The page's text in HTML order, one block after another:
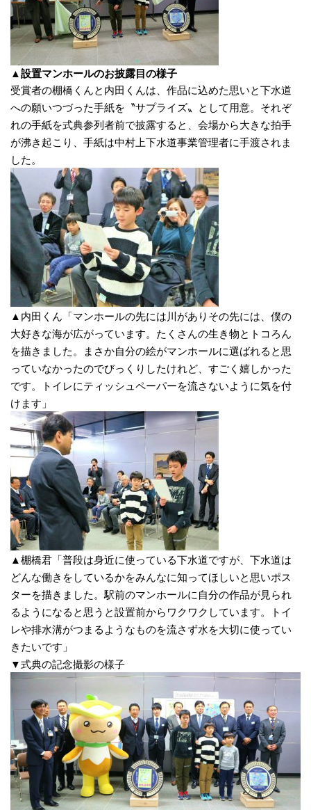
▲設置マンホールのお披露目の様子
受賞者の棚橋くんと内田くんは、作品に込めた思いと下水道
への願いつづった手紙を〝サプライズ〟として用意。それぞ
れの手紙を式典参列者前で披露すると、会場から大きな拍手
が沸き起こり、手紙は中村上下水道事業管理者に手渡されま
した。
▲内田くん「マンホールの先には川がありその先には、僕の
大好きな海が広がっています。たくさんの生き物とトコろん
を描きました。まさか自分の絵がマンホールに選ばれると思
っていなかったのでびっくりしたけれど、すごく嬉しかった
です。トイレにティッシュペーパーを流さないように気を付
けます」
▲棚橋君「普段は身近に使っている下水道ですが、下水道は
どんな働きをしているかをみんなに知ってほしいと思いポス
ターを描きました。駅前のマンホールに自分の作品が見られ
るようになると思うと設置前からワクワクしています。トイ
レや排水溝がつまるようなものを流さず水を大切に使ってい
きたいです」
▼式典の記念撮影の様子